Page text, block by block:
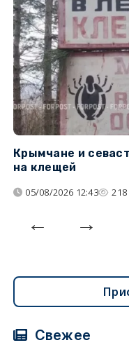
Крымчане и
на клещей
05/08/2026 12:43 218
Свежее